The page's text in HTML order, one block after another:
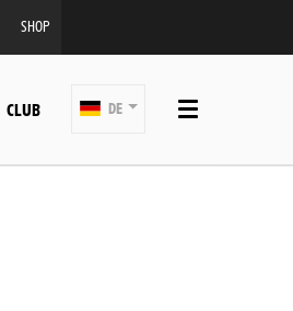
SHOP
CLUB DE